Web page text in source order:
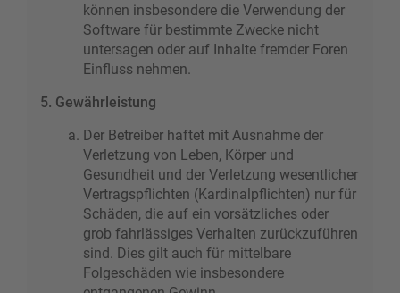
können insbesondere die Verwendung der
Software für bestimmte Zwecke nicht
untersagen oder auf Inhalte fremder Foren
Einfluss nehmen.
5. Gewährleistung
Der Betreiber haftet mit Ausnahme der
Verletzung von Leben, Körper und
Gesundheit und der Verletzung wesentlicher
Vertragspflichten (Kardinalpflichten) nur für
Schäden, die auf ein vorsätzliches oder
grob fahrlässiges Verhalten zurückzuführen
sind. Dies gilt auch für mittelbare
Folgeschäden wie insbesondere